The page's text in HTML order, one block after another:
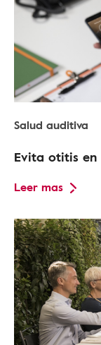
Salud auditiva
Evita otitis
Leer mas